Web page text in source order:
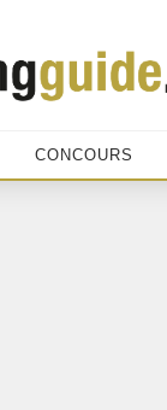
CONCOURS